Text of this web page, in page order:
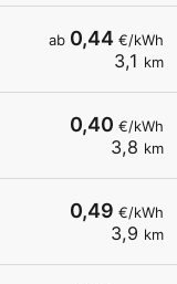
ab 0,44 €/kWh
3,1 km
0,40 €/kWh
3,8 km
0,49 €/kWh
3,9 km